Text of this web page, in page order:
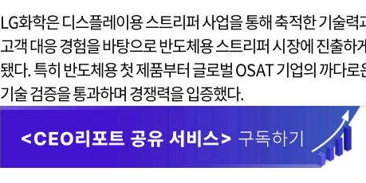
LG화학은 디스플레이용 스트리퍼 사업을 통해 축적한 기술력
고객 대응 경험을 바탕으로 반도체용 스트리퍼 시장에 진출하
됐다. 특히 반도체용 첫 제품부터 글로벌 OSAT 기업의 까다로
기술 검증을 통과하며 경쟁력을 입증했다.